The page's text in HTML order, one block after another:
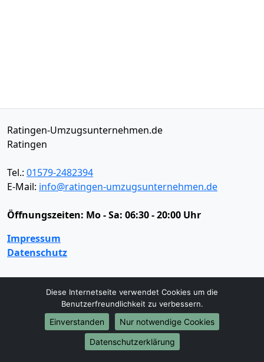
Ratingen-Umzugsunternehmen.de
Ratingen
Tel.: 01579-2482394
E-Mail: info@ratingen-umzugsunternehmen.de
Öffnungszeiten: Mo - Sa: 06:30 - 20:00 Uhr
Impressum
Datenschutz
Umzugsservice
Umzugsservice Behördenumzug
Büroumzug
Fernumzug
Firmenumzug
Laborumzug
Praxisumzug
Privatumzug
Diese Internetseite verwendet Cookies um die
Benutzerfreundlichkeit zu verbessern.
Einverstanden
Nur notwendige Cookies
Datenschutzerklärung